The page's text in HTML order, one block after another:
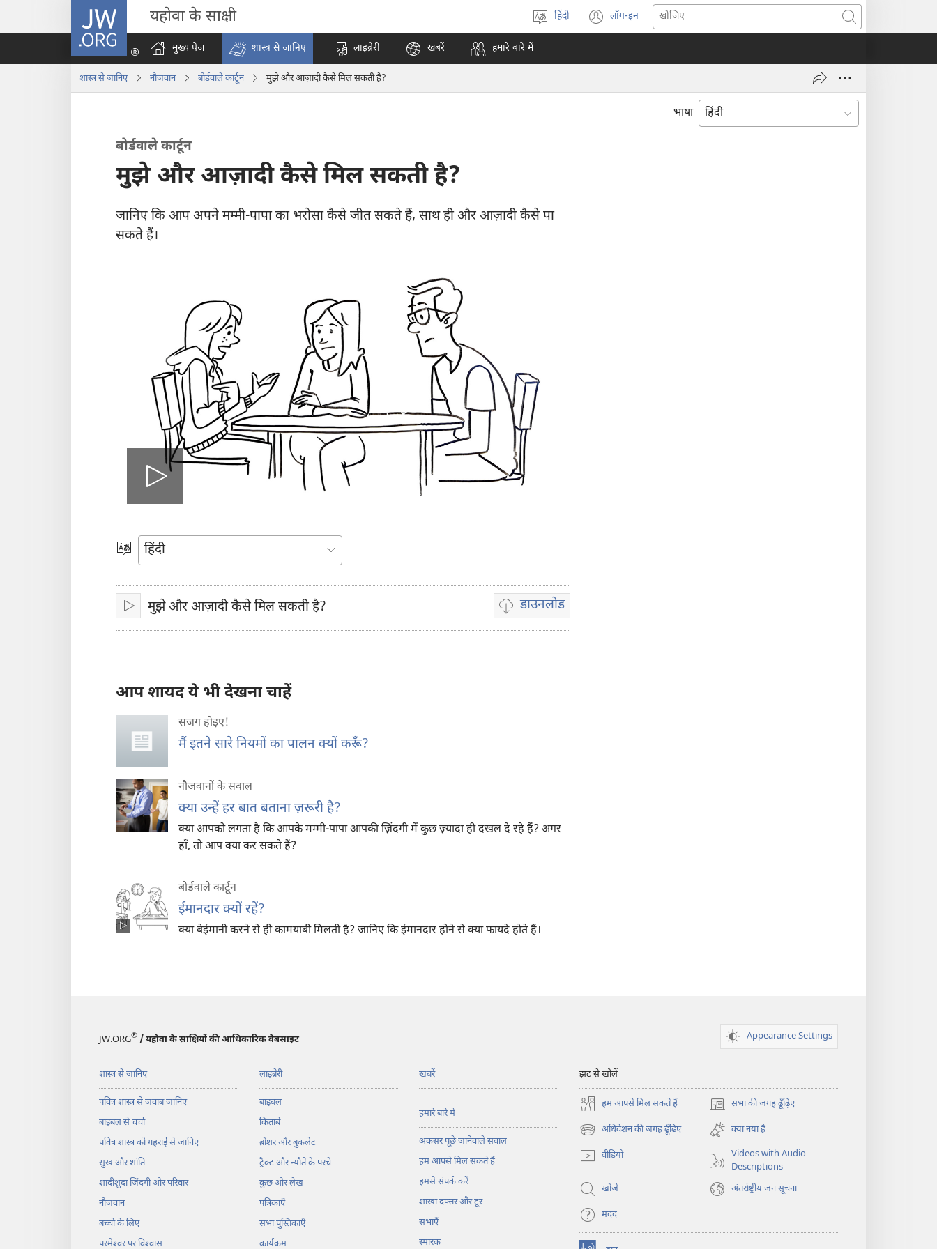
JW.ORG यहोवा के साक्षी
भाषा
चुनें
हिंदी लॉग-इन
(opens
new
खोजिए
मुख्य पेज शास्त्र से जानिए लाइब्रेरी खबरें हमारे बारे में
शास्त्र से जानिए नौजवान बोर्डवाले कार्टून मुझे और आज़ादी कैसे मिल सकती है?
भाषा
बोर्डवाले कार्टून
मुझे और आज़ादी कैसे मिल सकती है?
जानिए कि आप अपने मम्मी-पापा का भरोसा कैसे जीत सकते हैं, साथ ही और आज़ादी कैसे पा
सकते हैं।
वीडियो
चलाइए
भाषा
चलाइएमुझे और आज़ादी कैसे मिल सकती है? डाउनलोड
वीडियो
रिकॉर्डिंग
करें
आप शायद ये भी देखना चाहें
सजग होइए‍!
मैं इतने सारे नियमों का पालन क्यों करूँ?
नौजवानों के सवाल
क्या उन्हें हर बात बताना ज़रूरी है?
क्या आपको लगता है कि आपके मम्मी-पापा आपकी ज़िंदगी में कुछ ज़्यादा ही दखल दे रहे हैं? अगर
हाँ, तो आप क्या कर सकते हैं?
बोर्डवाले कार्टून
ईमानदार क्यों रहें?
क्या बेईमानी करने से ही कामयाबी मिलती है? जानिए कि ईमानदार होने से क्या फायदे होते हैं।
JW.ORG® / यहोवा के साक्षियों की आधिकारिक वेबसाइट Appearance Settings
शास्त्र से जानिए
पवित्र शास्त्र से जवाब जानिए
बाइबल से चर्चा
पवित्र शास्त्र को गहराई से जानिए
सुख और शांति
शादीशुदा ज़िंदगी और परिवार
नौजवान
बच्चों के लिए
परमेश्‍वर पर विश्‍वास
लाइब्रेरी
बाइबल
किताबें
ब्रोशर और बुकलेट
ट्रैक्ट और न्यौते के परचे
कुछ और लेख
पत्रिकाएँ
सभा पुस्तिकाएँ
कार्यक्रम
खबरें
हमारे बारे में
अकसर पूछे जानेवाले सवाल
हम आपसे मिल सकते हैं
हमसे संपर्क करें
शाखा दफ्तर और टूर
सभाएँ
स्मारक
झट से खोलें
हम आपसे मिल सकते हैं सभा की जगह ढूँढ़िए
(opens
new
window)
अधिवेशन की जगह ढूँढ़िए
(opens
new
window)
क्या नया है
वीडियो
Videos with Audio
Descriptions
खोजें
अंतर्राष्ट्रीय जन सूचना
मदद